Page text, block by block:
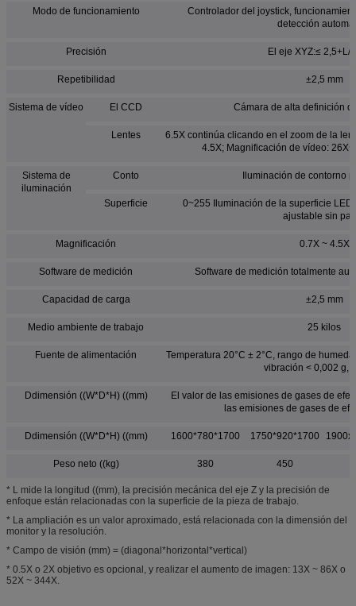
Modo de funcionamiento
Controlador del joystick,
detección
Precisión El eje XYZ:≤ 2,5+L/
Repetibilidad ±2,5 mm
Sistema de vídeo El CCD Cámara de alta definición
Lentes
6.5X continúa clicando en el zoom de la
4.5X; Magnificación de vídeo:
Sistema de
iluminación
Conto Iluminación de contorno
Superficie
0~255 Iluminación de la superficie
ajustable sin
Magnificación 0.7X ~ 4.5X
Software de medición Software de medición totalmente
Capacidad de carga ±2,5 mm
Medio ambiente de trabajo 25 kilos
Fuente de alimentación
Temperatura 20°C ± 2°C, rango de
vibración < 0,002 g,
Ddimensión ((W*D*H) ((mm)
El valor de las emisiones de gases de
las emisiones de gases de
Ddimensión ((W*D*H) ((mm) 1600*780*1700 1750*920*1700
Peso neto ((kg) 380 450
* L mide la longitud ((mm), la precisión mecánica del eje Z y la precisión de
enfoque están relacionadas con la superficie de la pieza de trabajo.
* La ampliación es un valor aproximado, está relacionada con la dimensión del
monitor y la resolución.
* Campo de visión (mm) = (diagonal*horizontal*vertical)
* 0.5X o 2X objetivo es opcional, y realizar el aumento de imagen: 13X ~ 86X o
52X ~ 344X.